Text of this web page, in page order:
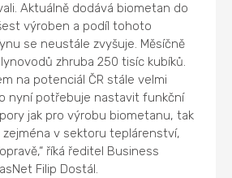
Aktuálně dodává biometan do
výroben a podíl tohoto
se neustále zvyšuje. Měsíčně
zhruba 250 tisíc kubíků.
na potenciál ČR stále velmi
nyní potřebuje nastavit funkční
jak pro výrobu biometanu, tak
v sektoru teplárenství,
říká ředitel Business
Filip Dostál.